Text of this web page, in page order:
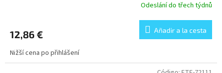
Odeslání do třech týdnů
12,86 € Añadir a la cesta
Nižší cena po přihlášení